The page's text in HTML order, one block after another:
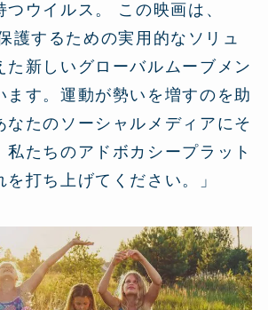
ウイルス。 この映画は、
護するための実用的なソリュ
た新しいグローバルムーブメン
ます。運動が勢いを増すのを助
なたのソーシャルメディアにそ
私たちのアドボカシープラット
を打ち上げてください。」